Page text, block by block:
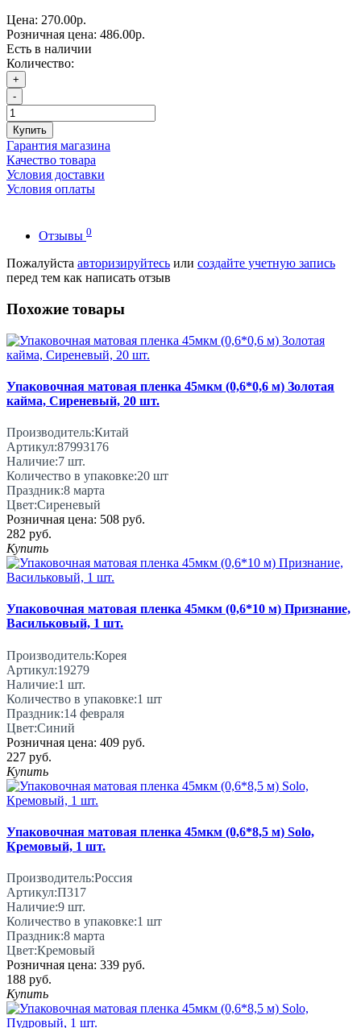
Цена: 270.00р.
Розничная цена: 486.00р.
Есть в наличии
Количество:
+
-
Купить
Гарантия магазина
Качество товара
Условия доставки
Условия оплаты
Отзывы 0
Пожалуйста авторизируйтесь или создайте учетную запись
перед тем как написать отзыв
Похожие товары
Упаковочная матовая пленка 45мкм (0,6*0,6 м) Золотая
кайма, Сиреневый, 20 шт.
Производитель:Китай
Артикул:87993176
Наличие:7 шт.
Количество в упаковке:20 шт
Праздник:8 марта
Цвет:Сиреневый
Розничная цена: 508 руб.
282 руб.
Купить
Упаковочная матовая пленка 45мкм (0,6*10 м) Признание,
Васильковый, 1 шт.
Производитель:Корея
Артикул:19279
Наличие:1 шт.
Количество в упаковке:1 шт
Праздник:14 февраля
Цвет:Синий
Розничная цена: 409 руб.
227 руб.
Купить
Упаковочная матовая пленка 45мкм (0,6*8,5 м) Solo,
Кремовый, 1 шт.
Производитель:Россия
Артикул:П317
Наличие:9 шт.
Количество в упаковке:1 шт
Праздник:8 марта
Цвет:Кремовый
Розничная цена: 339 руб.
188 руб.
Купить